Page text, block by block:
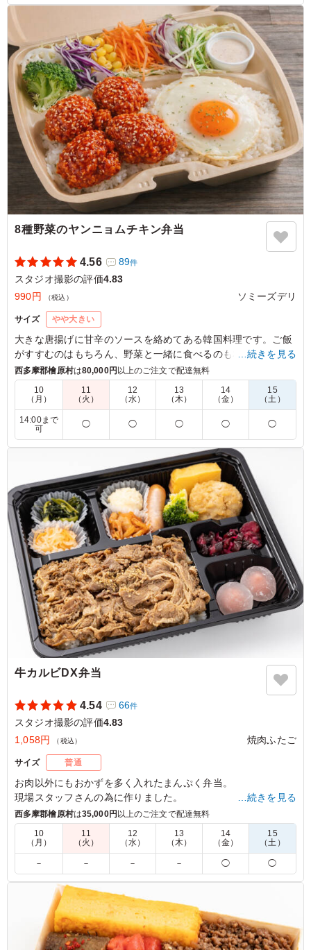
甘辛いタレがしっかりとしみ込んでいて、魚の旨味と相ま
ってとても美味しいです。そのほかもたくさんのおかずと
共に、ご飯もちょうど良いボリューム感でした。
ご利用シーン：ロケ・撮影›スタジオ撮影
神奈川県横浜市都筑区高山2024/08/01
8種野菜のヤンニョムチキン弁当
4.56 89件
スタジオ撮影の評価4.83
990円
（税込） ソミーズデリ
サイズ やや大きい
大きな唐揚げに甘辛のソースを絡めてある韓国料理です。ご飯
がすすむのはもちろん、野菜と一緒に食べるのも相性抜群！お
ススメです。
5.0 山野印刷株式会社 C STUDIO
ヤンニョムは女子に大人気でいつも取り合いになってしま
います笑 ボリュームもあり男性にも人気があります！
›スタジオ撮影
千葉県船橋市東船橋2024/09/19
…続きを見る
西多摩郡檜原村は80,000円 以上のご注文で配達無料
10
（月）
11
（火）
12
（水）
13
（木）
14
（金）
15
（土）
14:00まで
可
◯ ◯ ◯ ◯ ◯
牛カルビDX弁当
4.54 66件
スタジオ撮影の評価4.83
1,058円
（税込） 焼肉ふたご
サイズ 普通
お肉以外にもおかずを多く入れたまんぷく弁当。
現場スタッフさんの為に作りました。
焼肉ふたご自慢のタレで焼いた牛カルビとご飯の相性が最高で
す！
牛タンが苦手なスタッフもいるので、牛カルビだけのバー
ションがあるのはありがたいです。副菜もいろいろ入って
いて、彩りも見栄えもバランスも良いです。デザートに小
さなおもちが入っているところもとてもセンスが良いお弁
当だと思います。
…続きを見る
西多摩郡檜原村は35,000円以上のご注文で配達無料
10
（月）
11
（火）
12
（水）
13
（木）
14
（金）
15
（土）
－ － － － ◯ ◯